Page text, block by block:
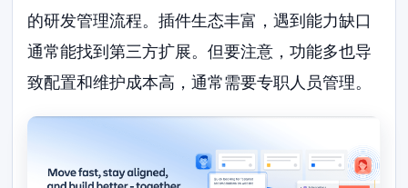
的研发管理流程。插件生态丰富，遇到能力缺口
通常能找到第三方扩展。但要注意，功能多也导
致配置和维护成本高，通常需要专职人员管理。